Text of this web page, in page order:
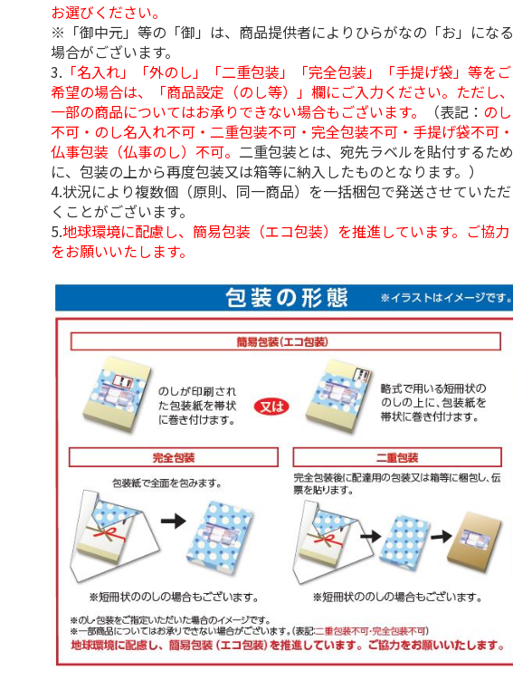
お選びください。
※「御中元」等の「御」は、商品提供者によりひらがなの「お」になる
場合がございます。
3. 「名入れ」「外のし」「二重包装」「完全包装」「手提げ袋」等をご
希望の場合は、「商品設定（のし等）」欄にご入力ください。ただし、
一部の商品についてはお承りできない場合もございます。
（表記： のし
不可・のし名入れ不可・二重包装不可・完全包装不可・手提げ袋不可・
仏事包装（仏事のし）不可。 二重包装とは、宛先ラベルを貼付するため
に、包装の上から再度包装又は箱等に納入したものとなります。）
4.状況により複数個（原則、同一商品）を一括梱包で発送させていただ
くことがございます。
5.地球環境に配慮し、簡易包装（エコ包装）を推進しています。ご協力
をお願いいたします。